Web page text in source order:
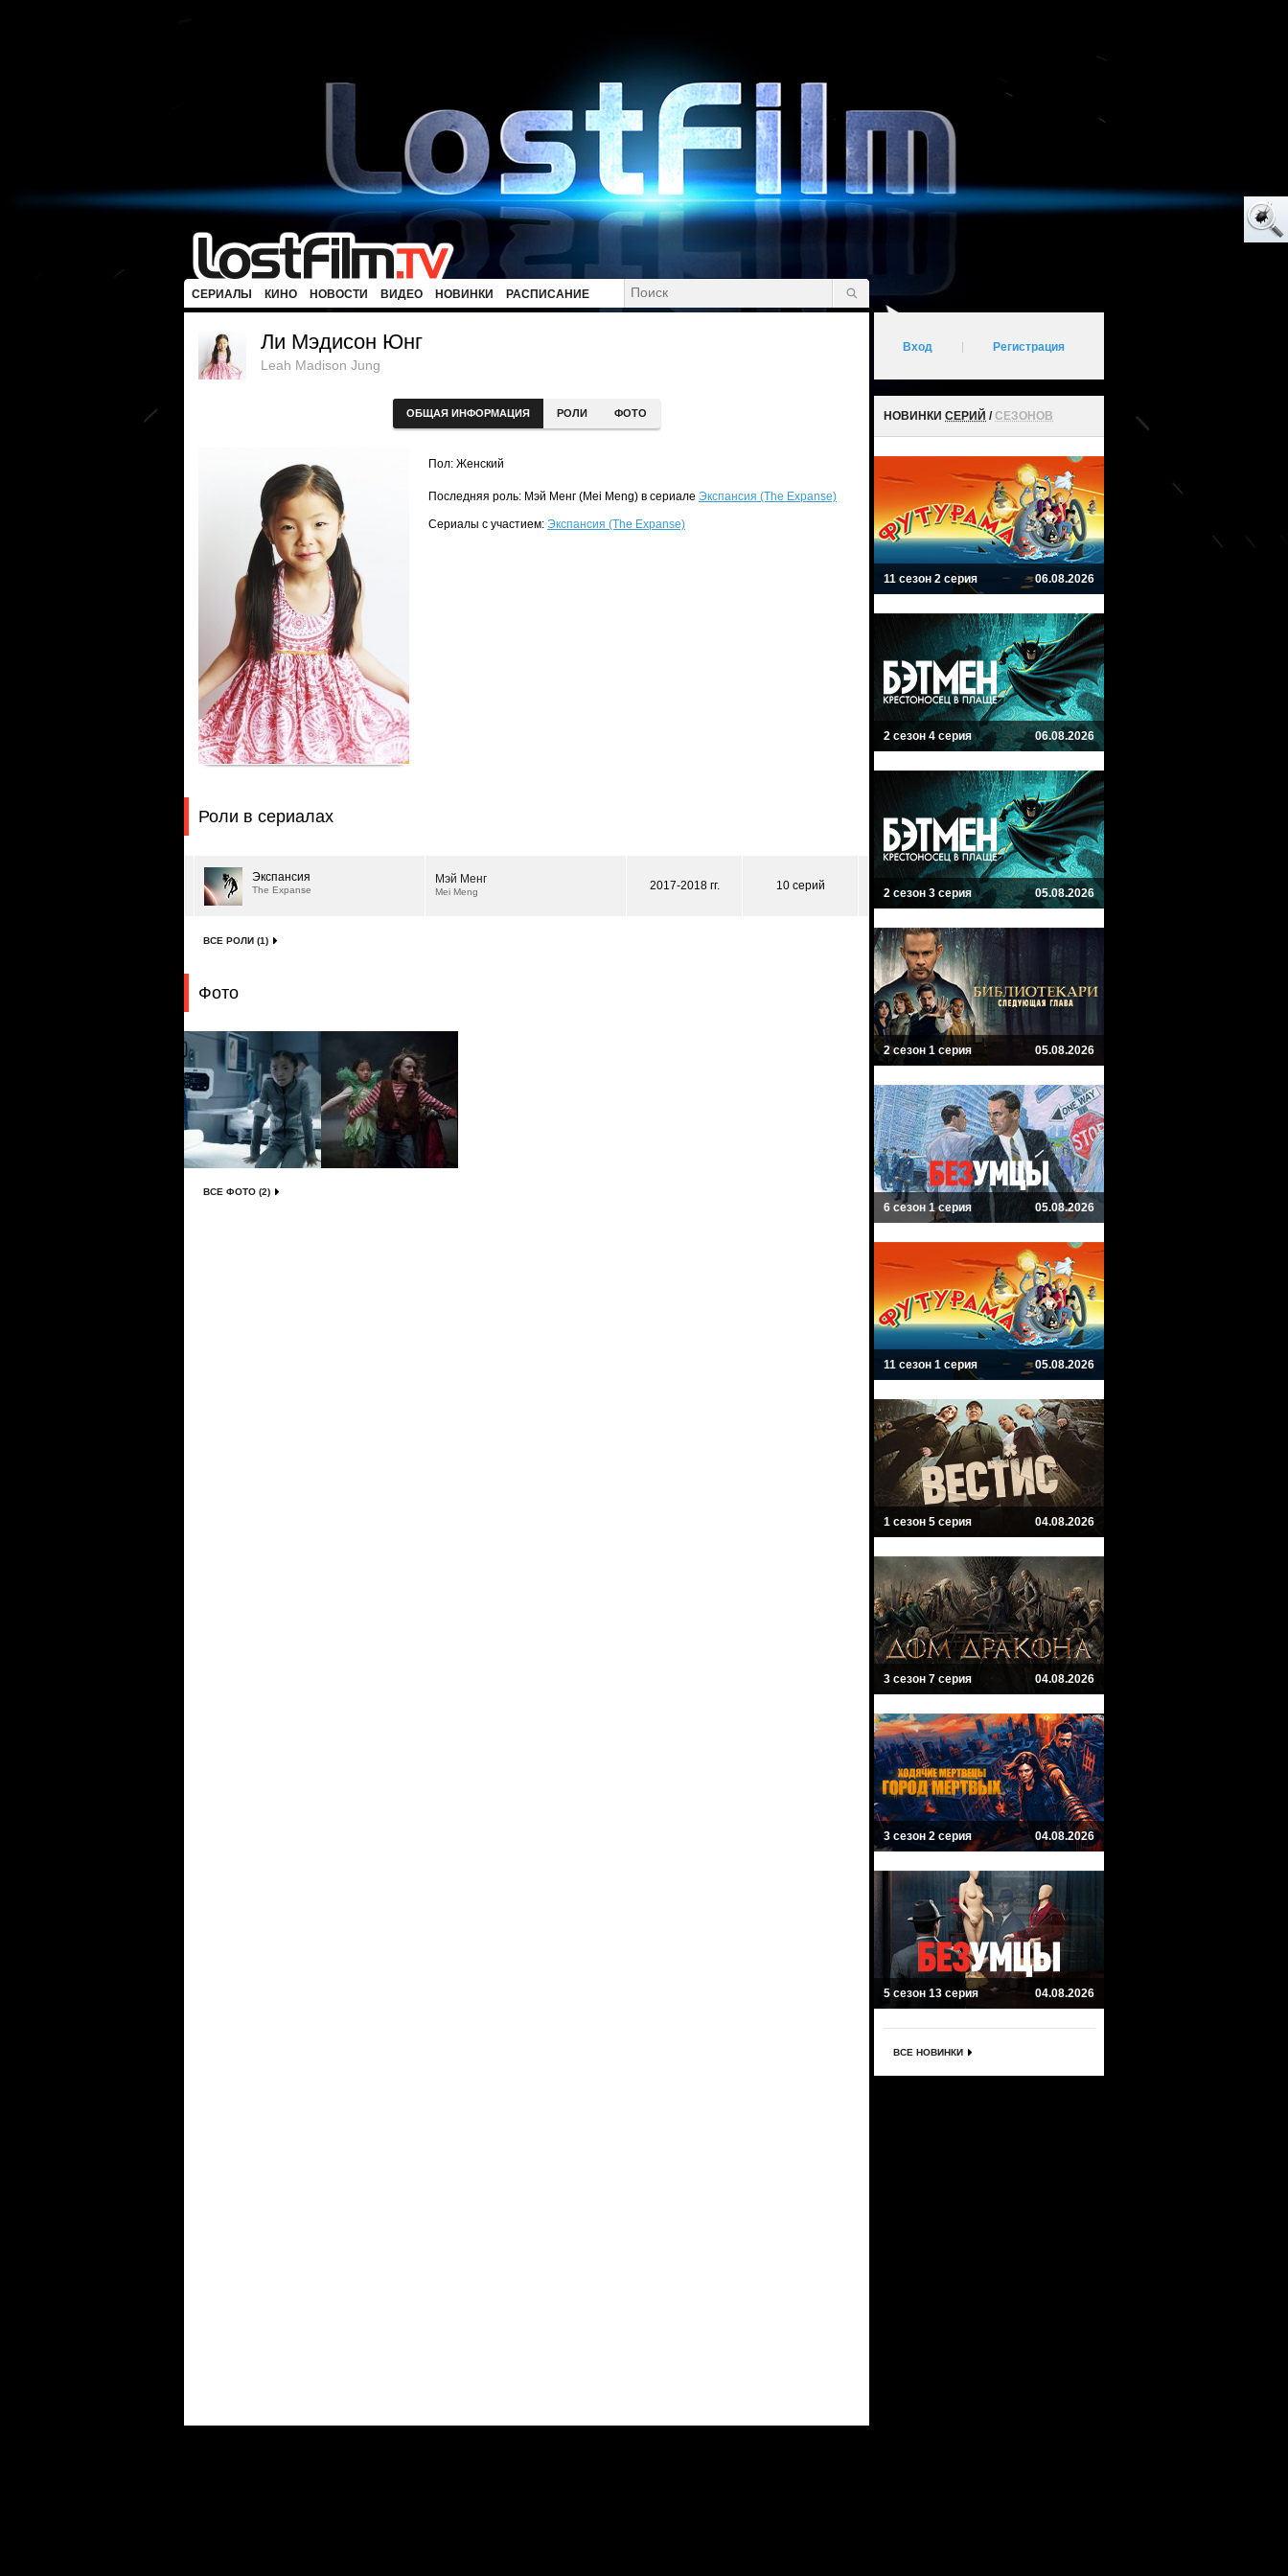
СЕРИАЛЫ КИНО НОВОСТИ ВИДЕО НОВИНКИ РАСПИСАНИЕ
Ли Мэдисон Юнг
Leah Madison Jung
ОБЩАЯ ИНФОРМАЦИЯ РОЛИ ФОТО
Пол: Женский
Последняя роль: Мэй Менг (Mei Meng) в сериале Экспансия (The Expanse)
Сериалы с участием: Экспансия (The Expanse)
Роли в сериалах
Экспансия
The Expanse
Мэй Менг
Mei Meng 2017-2018 гг. 10 серий
ВСЕ РОЛИ (1)
Фото
ВСЕ ФОТО (2)
Вход Регистрация
НОВИНКИ СЕРИЙ /СЕЗОНОВ
11 сезон 2 серия 06.08.2026
2 сезон 4 серия 06.08.2026
2 сезон 3 серия 05.08.2026
2 сезон 1 серия 05.08.2026
6 сезон 1 серия 05.08.2026
11 сезон 1 серия 05.08.2026
1 сезон 5 серия 04.08.2026
3 сезон 7 серия 04.08.2026
3 сезон 2 серия 04.08.2026
5 сезон 13 серия 04.08.2026
ВСЕ НОВИНКИ